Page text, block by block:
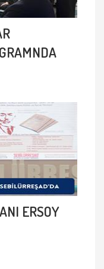
ERSOY